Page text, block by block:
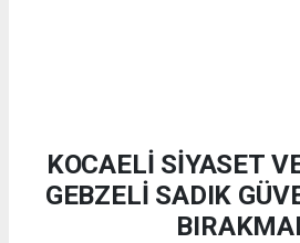
KOCAELİ SİYASET
GEBZELİ SADIK